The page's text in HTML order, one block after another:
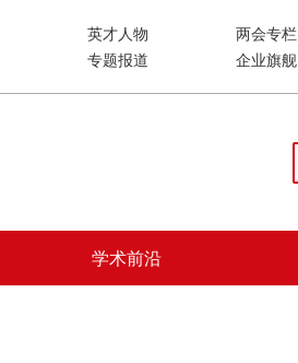
英才人物 两会专栏
专题报道 企业旗舰
学术前沿